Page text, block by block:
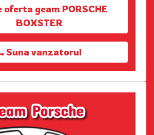
oferta geam PORSCHE
BOXSTER
Suna vanzatorul